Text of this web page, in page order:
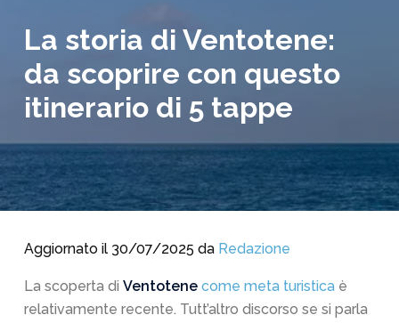
La storia di Ventotene:
da scoprire con questo
itinerario di 5 tappe
Aggiornato il 30/07/2025 da Redazione
La scoperta di Ventotene come meta turistica è
relativamente recente. Tutt’altro discorso se si parla